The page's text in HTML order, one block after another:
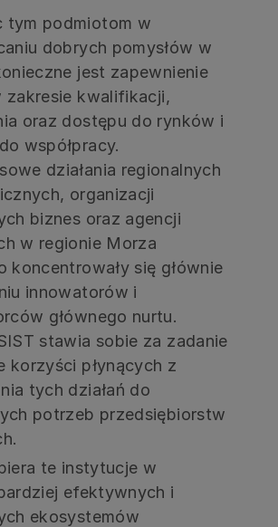
tym podmiotom w
dobrych pomysłów w
jest zapewnienie
zakresie kwalifikacji,
oraz dostępu do rynków i
współpracy.
działania regionalnych
organizacji
biznes oraz agencji
w regionie Morza
koncentrowały się głównie
innowatorów i
głównego nurtu.
stawia sobie za zadanie
korzyści płynących z
tych działań do
potrzeb przedsiębiorstw
te instytucje w
efektywnych i
ekosystemów